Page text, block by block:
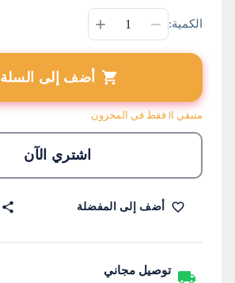
الكمية:
أضف إلى السلة
متبقي 8 فقط في المخزون
اشتري الآن
أضف إلى المفضلة
توصيل مجاني